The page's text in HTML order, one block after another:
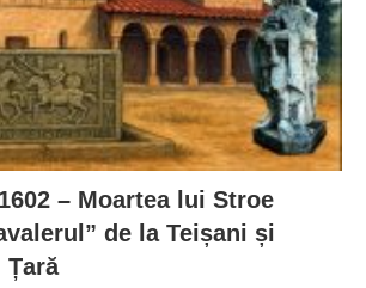
– Moartea lui Stroe
de la Teișani și
Țară